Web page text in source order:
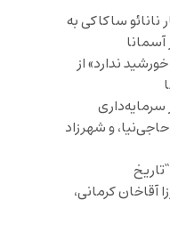
نانائو ساکاکی به
ندارد» از
و شهرزاد
آقاخان کرمانی،